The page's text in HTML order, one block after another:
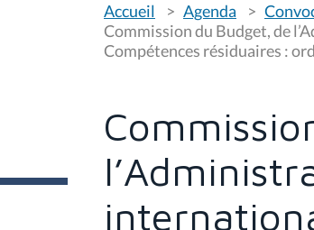
o
u
s
ê
c
:
Accueil Agenda
Commission du Budget, de
Compétences résiduaires :